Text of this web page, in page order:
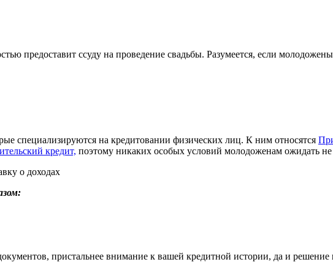
предоставит ссуду на проведение свадьбы. Разумеется, если
специализируются на кредитовании физических лиц. К ним относятся
кредит, поэтому никаких особых условий молодоженам ожидать не
пристальнее внимание к вашей кредитной истории, да и решение